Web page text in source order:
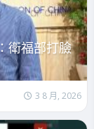
衛福部打臉
3 8 月, 2026